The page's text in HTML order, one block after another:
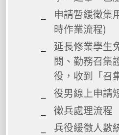
申請暫緩徵集
時作業流程)
延長修業學生
閱、勤務召集
役，收到「召
役男線上申請
徵兵處理流程
兵役緩徵人數